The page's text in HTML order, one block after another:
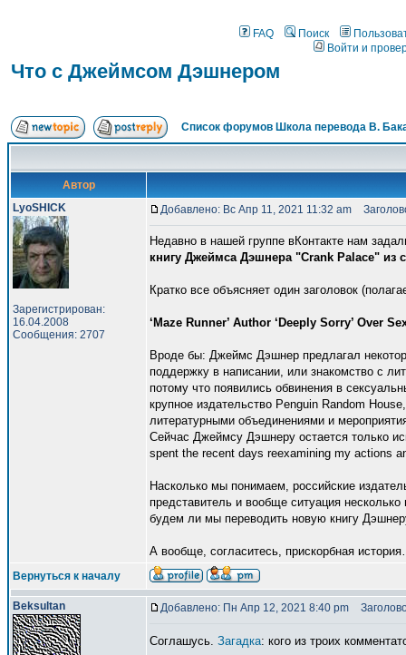
FAQ Поиск
Войти и
Что с Джеймсом Дэшнером
Список форумов Школа перевода В.
Автор
LyoSHICK
Зарегистрирован:
16.04.2008
Сообщения: 2707
Добавлено: Вс Апр 11, 2021 11:32 am
Недавно в нашей группе вКонтакте нам
книгу Джеймса Дэшнера "Crank Palace" из
Кратко все объясняет один заголовок
‘Maze Runner’ Author ‘Deeply Sorry’ Over
Вроде бы: Джеймс Дэшнер предлагал
поддержку в написании, или знакомство с
потому что появились обвинения в
крупное издательство Penguin Random
литературными объединениями и
Сейчас Джеймсу Дэшнеру остается только
spent the recent days reexamining my actions
Насколько мы понимаем, российские
представитель и вообще ситуация
будем ли мы переводить новую книгу
А вообще, согласитесь, прискорбная
Вернуться к началу
Beksultan Добавлено: Пн Апр 12, 2021 8:40 pm
Соглашусь. Загадка: кого из троих